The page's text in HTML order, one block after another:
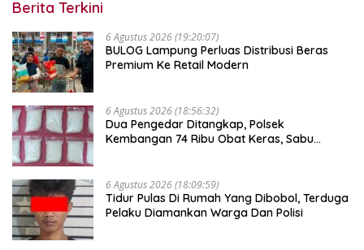
Berita Terkini
6 Agustus 2026 (19:20:07)
BULOG Lampung Perluas Distribusi Beras
Premium Ke Retail Modern
6 Agustus 2026 (18:56:32)
Dua Pengedar Ditangkap, Polsek
Kembangan 74 Ribu Obat Keras, Sabu
6 Agustus 2026 (18:09:59)
Tidur Pulas Di Rumah Yang Dibobol, Terduga
Pelaku Diamankan Warga Dan Polisi